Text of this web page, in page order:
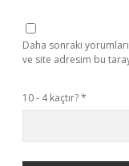
Daha sonraki
ve site adresim bu
10 - 4 kaçtır?*